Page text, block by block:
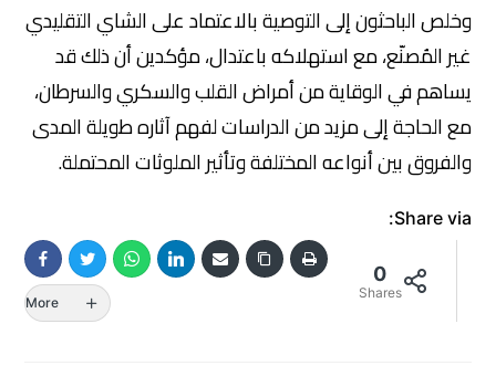
وخلص الباحثون إلى التوصية بالاعتماد على الشاي التقليدي
غير المُصنّع، مع استهلاكه باعتدال، مؤكدين أن ذلك قد
يساهم في الوقاية من أمراض القلب والسكري والسرطان،
مع الحاجة إلى مزيد من الدراسات لفهم آثاره طويلة المدى
والفروق بين أنواعه المختلفة وتأثير الملوثات المحتملة.
Share via:
0
Shares
More